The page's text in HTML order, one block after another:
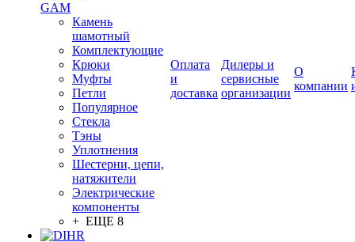
GAM
Камень
шамотный
Комплектующие
Крюки
Муфты
Петли
Популярное
Стекла
Тэны
Уплотнения
Шестерни, цепи,
натяжители
Электрические
компоненты
+ ЕЩЕ 8
Оплата
и
доставка
Дилеры и
сервисные
организации
О
компании